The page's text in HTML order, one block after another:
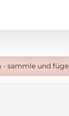
- sammle und